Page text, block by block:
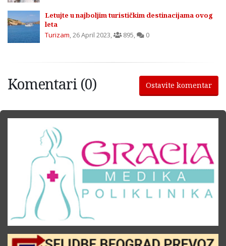
Letujte u najboljim turističkim destinacijama ovog
leta
Turizam,26 April 2023, 895, 0
Komentari (0) Ostavite komentar